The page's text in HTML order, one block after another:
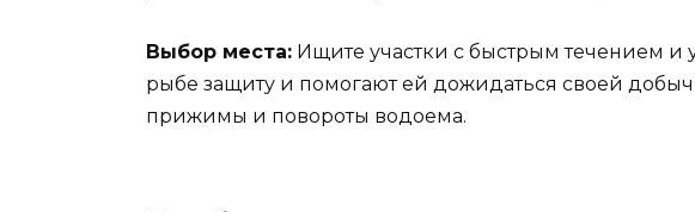
Выбор места: Ищите участки с быстрым течением
рыбе защиту и помогают ей дожидаться своей
прижимы и повороты водоема.